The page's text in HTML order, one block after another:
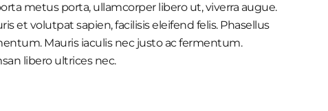
metus porta, ullamcorper libero ut, viverra augue.
et volutpat sapien, facilisis eleifend felis. Phasellus
Mauris iaculis nec justo ac fermentum.
libero ultrices nec.